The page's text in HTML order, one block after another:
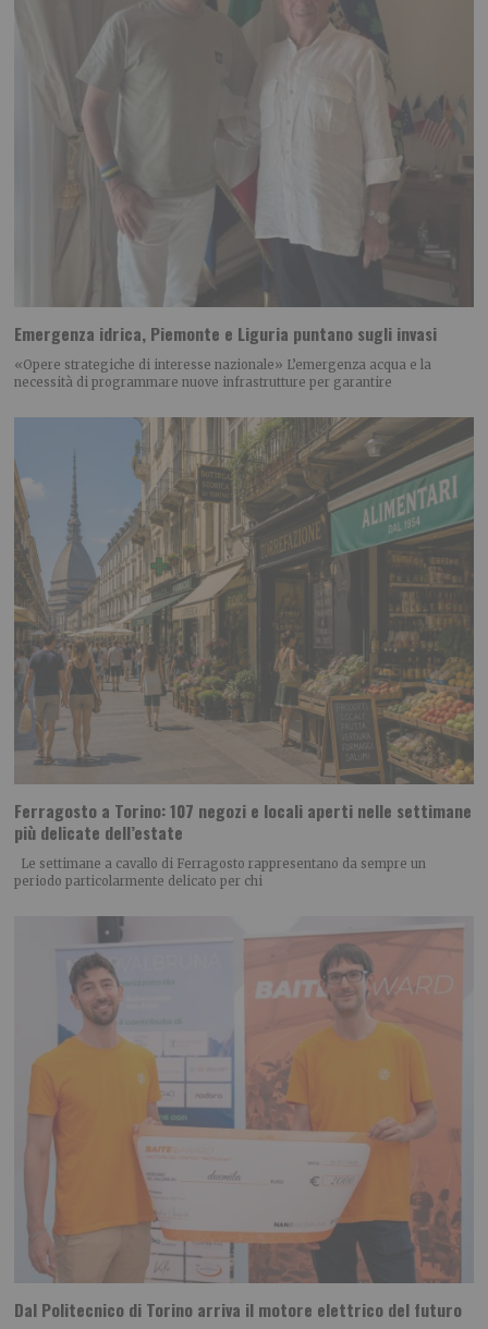
Emergenza idrica, Piemonte e Liguria puntano sugli invasi
«Opere strategiche di interesse nazionale» L’emergenza acqua e la
necessità di programmare nuove infrastrutture per garantire
Ferragosto a Torino: 107 negozi e locali aperti nelle settimane
più delicate dell’estate
Le settimane a cavallo di Ferragosto rappresentano da sempre un
periodo particolarmente delicato per chi
Dal Politecnico di Torino arriva il motore elettrico del futuro